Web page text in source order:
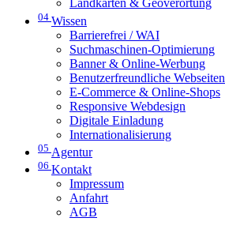
Landkarten & Geoverortung
04 Wissen
Barrierefrei / WAI
Suchmaschinen-Optimierung
Banner & Online-Werbung
Benutzerfreundliche Webseiten
E-Commerce & Online-Shops
Responsive Webdesign
Digitale Einladung
Internationalisierung
05 Agentur
06 Kontakt
Impressum
Anfahrt
AGB